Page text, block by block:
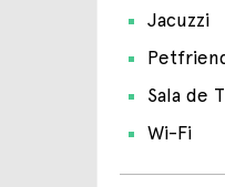
Jacuzzi
Sala de
Wi-Fi